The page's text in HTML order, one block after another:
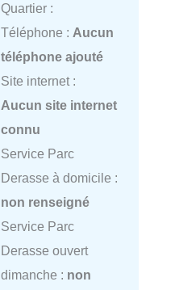
Quartier :
Téléphone : Aucun
téléphone ajouté
Site internet :
Aucun site internet
connu
Service Parc
Derasse à domicile :
non renseigné
Service Parc
Derasse ouvert
dimanche : non